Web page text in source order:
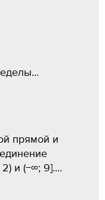
прямой и
и (−∞; 9]....